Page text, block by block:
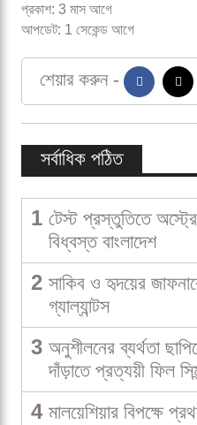
প্রকাশ: 3 মাস আগে
আপডেট: 1 সেকেন্ড আগে
শেয়ার করুন -
সর্বাধিক পঠিত
1 টেস্ট প্রস্তুতিতে
বিধ্বস্ত বাংলাদেশ
2 সাকিব ও হৃদয়ের
গ্যাল্যান্টস
3 অনুশীলনের ব্যর্থতা
দাঁড়াতে প্রত্যয়ী ফিল
4 মালয়েশিয়ার বিপক্ষে